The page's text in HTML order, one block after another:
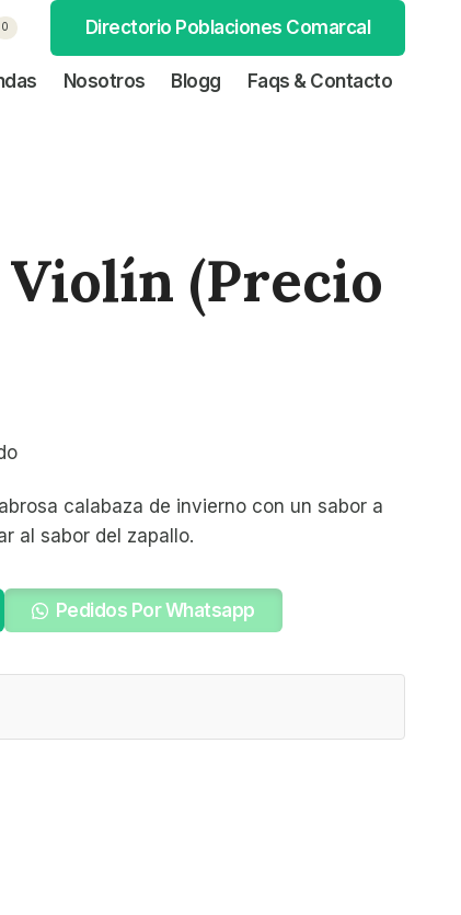
0 Directorio Poblaciones Comarcal
Nosotros Blogg Faqs & Contacto
Violín (precio
calabaza de invierno con un sabor a
al sabor del zapallo.
Pedidos Por Whatsapp